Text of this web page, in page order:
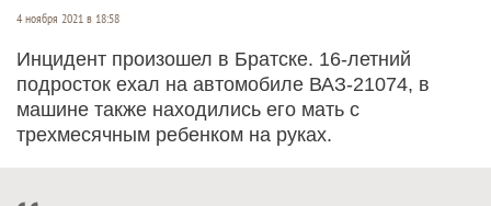
4 ноября 2021 в 18:58
Инцидент произошел в Братске. 16-летний
подросток ехал на автомобиле ВАЗ-21074, в
машине также находились его мать с
трехмесячным ребенком на руках.